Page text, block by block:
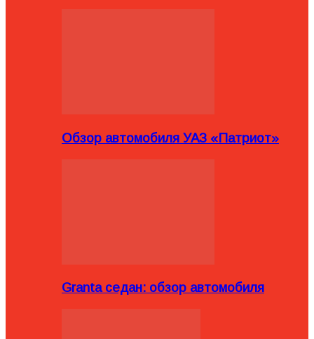
Обзор автомобиля УАЗ «Патриот»
Granta седан: обзор автомобиля